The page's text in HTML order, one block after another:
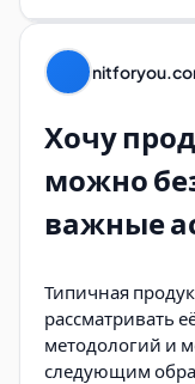
Хочу
можно
важные
Типичная
рассматривать
методологий и
следующим